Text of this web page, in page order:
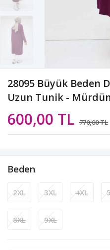
28095 Büyük Beden
Uzun Tunik -
600,00 TL 770,00 TL
Beden
2XL 3XL 4XL
8XL 9XL